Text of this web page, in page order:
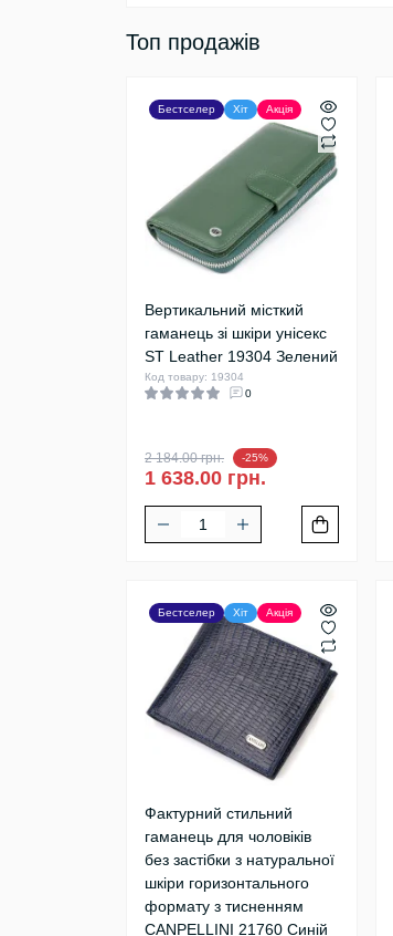
Брелоки
Ключниці
Косметички
Обкладинки
Тревел-кейси
Футляри
Топ продажів
Бестселер Хіт Акція
Вертикальний місткий
гаманець зі шкіри унісекс
ST Leather 19304 Зелений
Код товару: 19304
0
2 184.00 грн. -25%
1 638.00 грн.
Бестселер Хіт Акція
Фактурний стильний
гаманець для чоловіків
без застібки з натуральної
шкіри горизонтального
формату з тисненням
CANPELLINI 21760 Синій